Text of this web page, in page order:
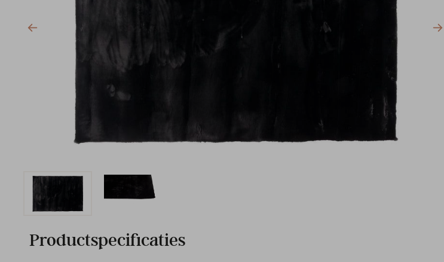
Productspecificaties